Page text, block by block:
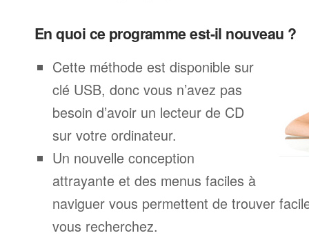
En quoi ce programme est-il nouveau ?
Cette méthode est disponible sur
clé USB, donc vous n’avez pas
besoin d’avoir un lecteur de CD
sur votre ordinateur.
Un nouvelle conception
attrayante et des menus faciles à
naviguer vous permettent de trouver
vous recherchez.